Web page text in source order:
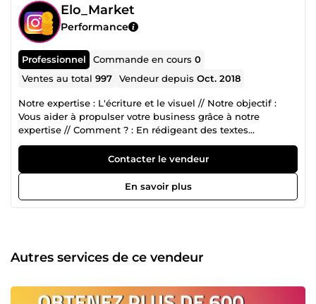
Elo_Market
Performance
Professionnel Commande en cours0
Ventes au total997 Vendeur depuisOct. 2018
Notre expertise : L'écriture et le visuel // Notre objectif :
Vous aider à propulser votre business grâce à notre
expertise // Comment ? : En rédigeant des textes
persuasifs (pages de vente, emails...) et en créant du
contenu visuel persuasif (videos short Youtube, tiktok,
instagram, etc... posts Facebook, instagram, Youtube...) //
Résultat : Une bonne visibilité + des textes persuasifs = un
écosystème gagnant pour votre business // 🙏🏻Confiez-
Contacter le vendeur
En savoir plus
Autres services de ce vendeur